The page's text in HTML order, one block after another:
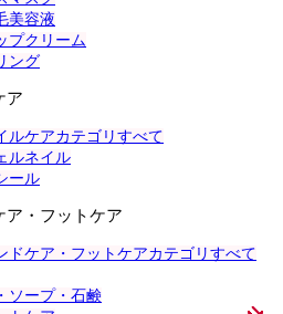
美容液
プクリーム
ング
ア
ルケアカテゴリすべて
ルネイル
ール
ア・フットケア
ドケア・フットケアカテゴリすべて
ソープ・石鹸